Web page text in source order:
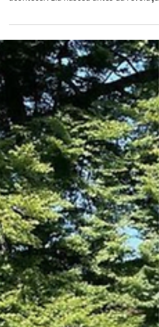
23 de out. de 2021
Anciã
Um cedro libanês de quase 300 anos.
Uma árvore anciã que já viu muita história
acontecer. Ela nasceu antes da revolução
francesa e...